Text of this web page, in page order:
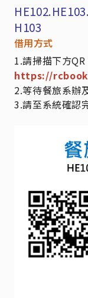
H103
借用方式
1.請掃描下方
https://
2.等待餐旅系辦
3.請至系統確認